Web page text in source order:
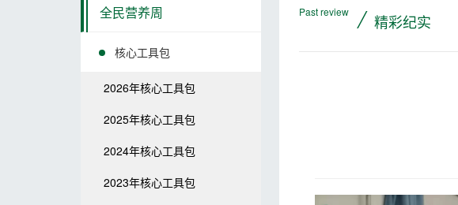
全民营养周
核心工具包
2026年核心工具包
2025年核心工具包
2024年核心工具包
2023年核心工具包
Past review / 精彩纪实